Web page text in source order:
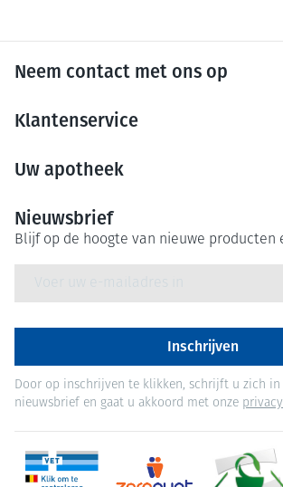
Neem contact met ons op
Klantenservice
Uw apotheek
Nieuwsbrief
Blijf op de hoogte van nieuwe producten
Inschrijven
Door op inschrijven te klikken, schrijft u zich in
nieuwsbrief en gaat u akkoord met onze